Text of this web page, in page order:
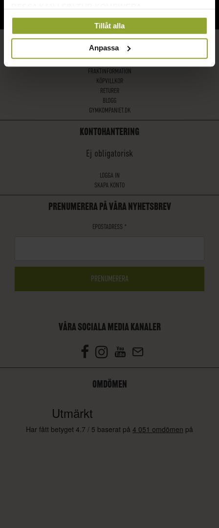
INFORMATIONEN MED ANNAN INFORMATION SOM
DU HAR TILLHANDAHÅLLIT ELLER SOM DE HAR
SAMLAT IN NÄR DU HAR ANVÄNT DERAS
Tillåt alla
Anpassa
SNABBA LÄNKAR
OM GYMKOMPANIET
FRAKTINFORMATION
KÖPVILLKOR
RETURER
BLOGG
GYMKOMPANIET.DK
KONTOHANTERING
Ej obligatorisk
LOGGA IN
SKAPA KONTO
PRENUMERERA PÅ VÅRA NYHETSBREV
EPOSTADRESS *
VÅRA SOCIALA MEDIA KANALER
OMDÖMEN